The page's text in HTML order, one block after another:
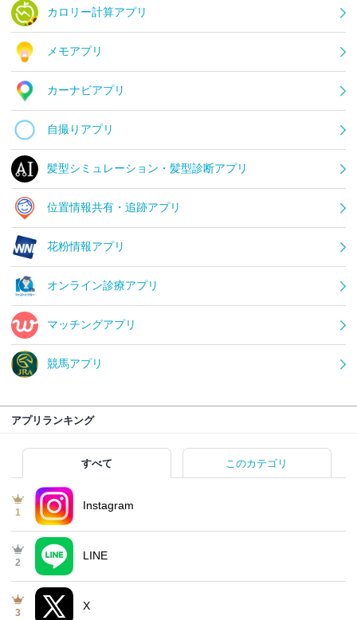
カロリー計算アプリ
メモアプリ
カーナビアプリ
自撮りアプリ
髪型シミュレーション・髪型診断アプリ
位置情報共有・追跡アプリ
花粉情報アプリ
オンライン診療アプリ
マッチングアプリ
競馬アプリ
アプリランキング
すべて このカテゴリ
1
Instagram
2
LINE
3
X